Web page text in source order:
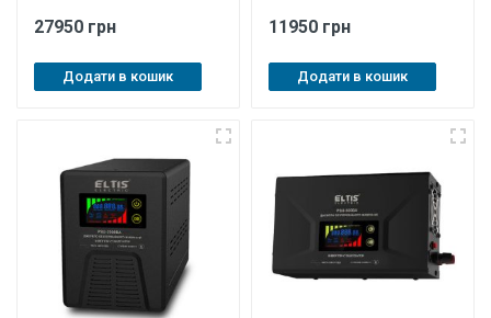
27950 грн
Додати в кошик
11950 грн
Додати в кошик